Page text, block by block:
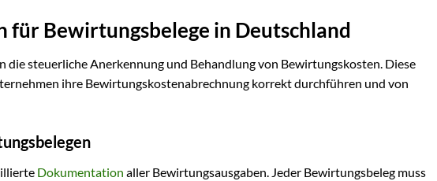
für Bewirtungsbelege in Deutschland
die steuerliche Anerkennung und Behandlung von Bewirtungskosten. Diese
ihre Bewirtungskostenabrechnung korrekt durchführen und von
Dokumentation aller Bewirtungsausgaben. Jeder Bewirtungsbeleg muss